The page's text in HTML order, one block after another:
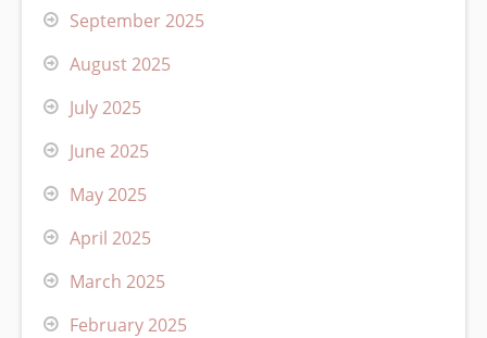
September 2025
August 2025
July 2025
June 2025
May 2025
April 2025
March 2025
February 2025